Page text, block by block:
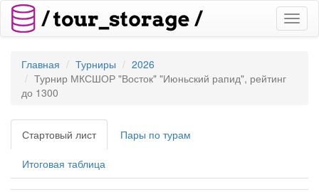
Главная Турниры
2026
Турнир МКСШОР "Восток" "Июньский рапид", рейтинг
до 1300
Стартовый лист Пары по турам
Итоговая таблица